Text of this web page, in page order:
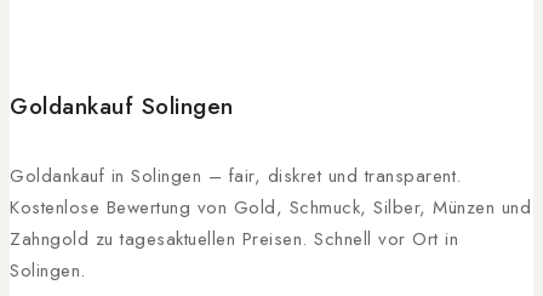
Goldankauf Solingen
Goldankauf in Solingen – fair, diskret und transparent.
Kostenlose Bewertung von Gold, Schmuck, Silber, Münzen und
Zahngold zu tagesaktuellen Preisen. Schnell vor Ort in
Solingen.